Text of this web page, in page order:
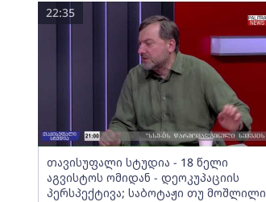
თავისუფალი სტუდია - 18 წელი
აგვისტოს ომიდან - დეოკუპაციის
პერსპექტივა; საბოტაჟი თუ მოშლილი
22:35